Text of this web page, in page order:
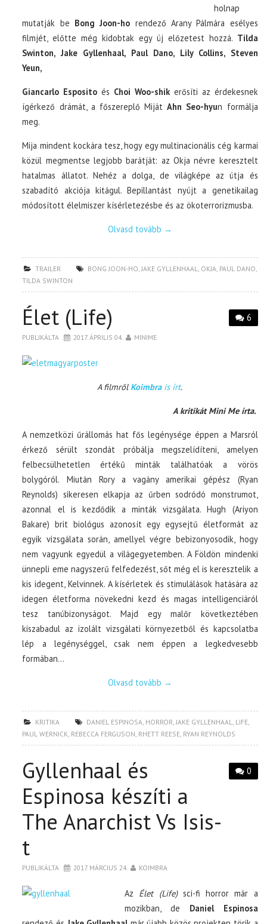
holnap
mutatják be Bong Joon-ho rendező Arany Pálmára esélyes
filmjét, előtte még kidobtak egy új előzetest hozzá. Tilda
Swinton, Jake Gyllenhaal, Paul Dano, Lily Collins, Steven
Yeun,
Giancarlo Esposito és Choi Woo-shikerősíti az érdekesnek
ígérkező drámát, a főszereplő MijátAhn Seo-hyun formálja
meg.
Mija mindent kockára tesz, hogy egy multinacionális cég karmai
közül megmentse legjobb barátját: az Okja névre keresztelt
hatalmas állatot. Nehéz a dolga, de világképe az útja és
szabadító akciója kitágul. Bepillantást nyújt a genetikailag
módosított élelmiszer kísérletezésbe és az ökoterrorizmusba.
Olvasd tovább →
TRAILER BONG JOON-HO,JAKE GYLLENHAAL, OKJA, PAUL DANO,
TILDA SWINTON
6
Élet (Life)
PUBLIKÁLTA 2017. ÁPRILIS 04. MINIME
A filmről Koimbrais írt.
A kritikát Mini Me írta.
A nemzetközi űrállomás hat fős legénysége éppen a Marsról
érkező sérült szondát próbálja megszelídíteni, amelyen
felbecsülhetetlen értékű minták találhatóak a vörös
bolygóról. Miután Rory a vagány amerikai gépész (Ryan
Reynolds) sikeresen elkapja az űrben sodródó monstrumot,
azonnal el is kezdődik a minták vizsgálata. Hugh (Ariyon
Bakare) brit biológus azonosít egy egysejtű életformát az
egyik vizsgálata során, amellyel végre bebizonyosodik, hogy
nem vagyunk egyedül a világegyetemben. A Földön mindenki
ünnepli eme nagyszerű felfedezést, sőt még el is keresztelik a
kis idegent, Kelvinnek. A kísérletek és stimulálások hatására az
idegen életforma növekedni kezd és magas intelligenciáról
tesz tanúbizonyságot. Majd egy malőr következtében
kiszabadul az izolált vizsgálati környezetből és kapcsolatba
lép a legénységgel, csak nem éppen a legkedvesebb
formában…
Olvasd tovább →
KRITIKA DANIEL ESPINOSA, HORROR,JAKE GYLLENHAAL, LIFE,
PAUL WERNICK, REBECCA FERGUSON, RHETT REESE, RYAN REYNOLDS
0
Gyllenhaal és
Espinosa készíti a
The Anarchist Vs Isis-
t
PUBLIKÁLTA 2017. MÁRCIUS 24. KOIMBRA
Az Élet (Life)sci-fi horror már a
mozikban, de Daniel Espinosa